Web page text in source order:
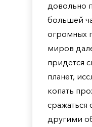
довольно
большей
огромных
миров
придется
планет,
копать
сражаться
другими